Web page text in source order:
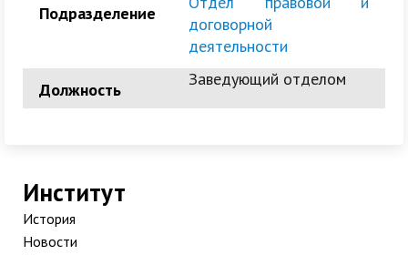
Подразделение
договорной
деятельности
Должность
Заведующий отделом
Институт
История
Новости